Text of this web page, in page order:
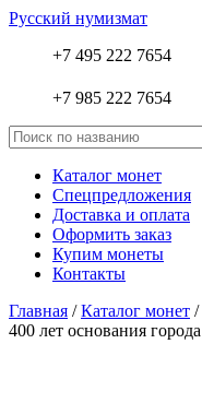
Русский нумизмат
+7 495 222 7654
+7 985 222 7654
Каталог монет
Спецпредложения
Доставка и оплата
Оформить заказ
Купим монеты
Контакты
Главная /Каталог монет /
400 лет основания города